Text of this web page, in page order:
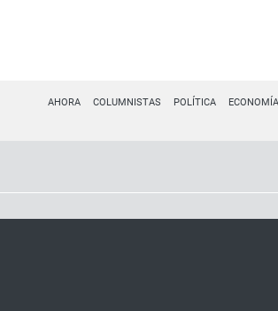
AHORA COLUMNISTAS POLÍTICA ECONOMÍA